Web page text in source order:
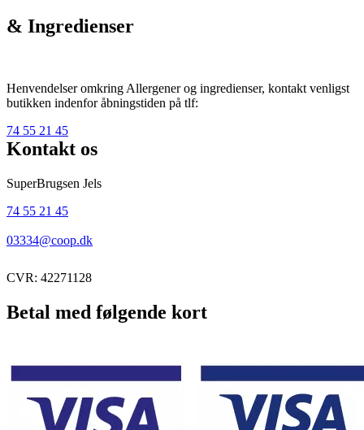
& Ingredienser
Henvendelser omkring Allergener og ingredienser, kontakt venligst
butikken indenfor åbningstiden på tlf:
74 55 21 45
Kontakt os
SuperBrugsen Jels
74 55 21 45
03334@coop.dk
CVR: 42271128
Betal med følgende kort